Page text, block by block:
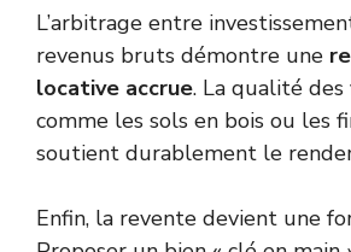
L’arbitrage entre
revenus bruts démontre une
locative accrue. La qualité des
comme les sols en bois ou les
soutient durablement le
Enfin, la revente devient une